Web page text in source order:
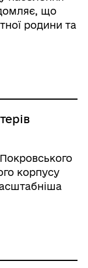
що
родини та
корпусу